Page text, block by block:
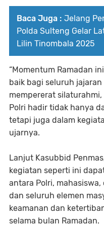
Baca Juga : Jelang
Polda Sulteng Gelar
Lilin Tinombala 2025
“Momentum Ramadan
baik bagi seluruh
mempererat
Polri hadir tidak hanya
tetapi juga dalam
ujarnya.
Lanjut Kasubbid
kegiatan seperti ini
antara Polri,
dan seluruh elemen
keamanan dan
selama bulan Ramadan.